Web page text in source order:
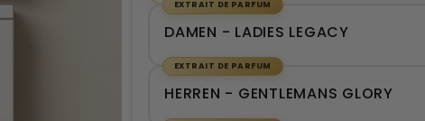
EXTRAIT DE PARFUM
DAMEN - LADIES LEGACY
EXTRAIT DE PARFUM
HERREN - GENTLEMANS GLORY